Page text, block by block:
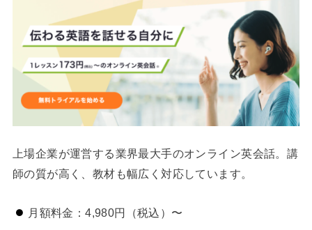
上場企業が運営する業界最大手のオンライン英会話。講
師の質が高く、教材も幅広く対応しています。
月額料金：4,980円（税込）〜